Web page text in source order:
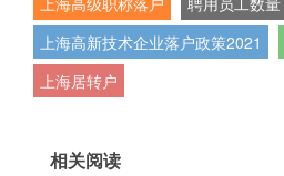
上海高新技术企业落户政策2021
上海居转户
相关阅读